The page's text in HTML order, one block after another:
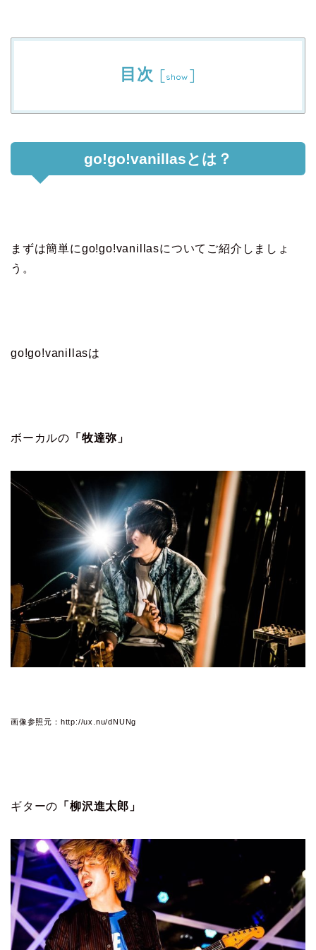
目次 [show ]
go!go!vanillasとは？
まずは簡単にgo!go!vanillasについてご紹介しましょ
う。
go!go!vanillasは
ボーカルの 「牧達弥」
画像参照元：http://ux.nu/dNUNg
ギターの 「柳沢進太郎」